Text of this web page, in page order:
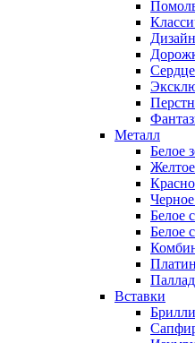
Сердце
Металл
Белое
Белое
Белое
Вставки